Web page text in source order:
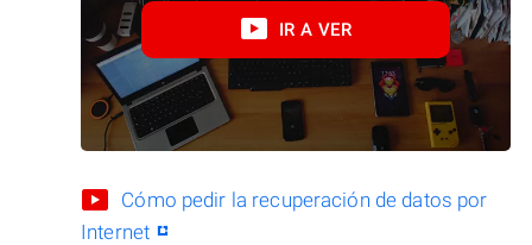
IR A VER
Cómo pedir la recuperación de datos por
Internet